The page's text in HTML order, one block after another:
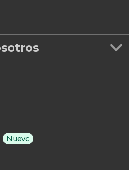
Nuevo